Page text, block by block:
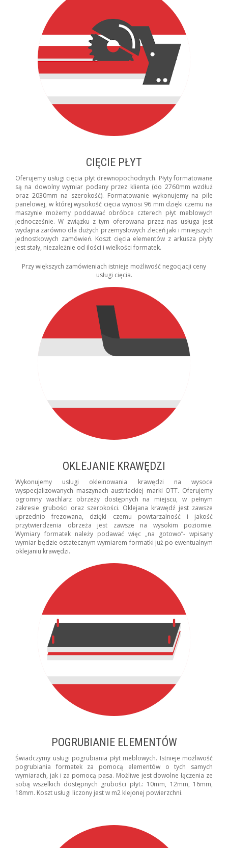
CIĘCIE PŁYT
Oferujemy usługi cięcia płyt drewnopochodnych. Płyty formatowane
są na dowolny wymiar podany przez klienta (do 2760mm wzdłuż
oraz 2030mm na szerokość). Formatowanie wykonujemy na pile
panelowej, w której wysokość cięcia wynosi 96 mm dzięki czemu na
maszynie możemy poddawać obróbce czterech płyt meblowych
jednocześnie. W związku z tym oferowana przez nas usługa jest
wydajna zarówno dla dużych przemysłowych zleceń jaki i mniejszych
jednostkowych zamówień. Koszt cięcia elementów z arkusza płyty
jest stały, niezależnie od ilości i wielkości formatek.
Przy większych zamówieniach istnieje możliwość negocjacji ceny
usługi cięcia.
OKLEJANIE KRAWĘDZI
Wykonujemy usługi okleinowania krawędzi na wysoce
wyspecjalizowanych maszynach austriackiej marki OTT. Oferujemy
ogromny wachlarz obrzeży dostępnych na miejscu, w pełnym
zakresie grubości oraz szerokości. Oklejana krawędź jest zawsze
uprzednio frezowana, dzięki czemu powtarzalność i jakość
przytwierdzenia obrzeża jest zawsze na wysokim poziomie.
Wymiary formatek należy podawać więc „na gotowo”- wpisany
wymiar będzie ostatecznym wymiarem formatki już po ewentualnym
oklejaniu krawędzi.
POGRUBIANIE ELEMENTÓW
Świadczymy usługi pogrubiania płyt meblowych. Istnieje możliwość
pogrubiania formatek za pomocą elementów o tych samych
wymiarach, jak i za pomocą pasa. Możliwe jest dowolne łączenia ze
sobą wszelkich dostępnych grubości płyt.: 10mm, 12mm, 16mm,
18mm. Koszt usługi liczony jest w m2 klejonej powierzchni.